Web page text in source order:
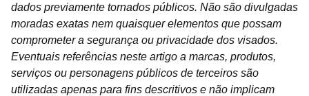
dados previamente tornados públicos. Não são divulgadas
moradas exatas nem quaisquer elementos que possam
comprometer a segurança ou privacidade dos visados.
Eventuais referências neste artigo a marcas, produtos,
serviços ou personagens públicos de terceiros são
utilizadas apenas para fins descritivos e não implicam